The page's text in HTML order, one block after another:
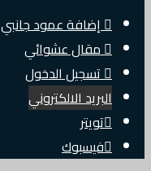
إضافة عمود جانبي
مقال عشوائي
تسجيل الدخول
البريد الالكتروني
تويتر
فيسبوك